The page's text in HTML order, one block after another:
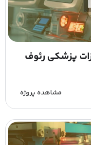
پزشکی رئوف
مشاهده پروژه